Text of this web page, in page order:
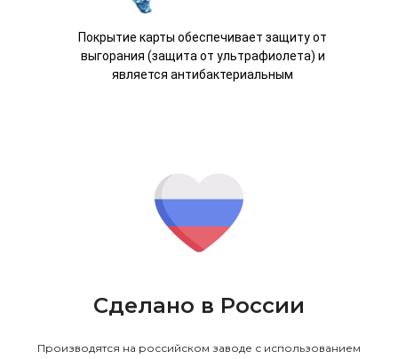
Покрытие карты обеспечивает защиту от
выгорания (защита от ультрафиолета) и
является антибактериальным
Сделано в России
Производятся на российском заводе с использованием